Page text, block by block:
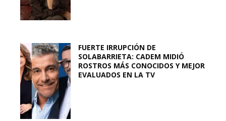
FUERTE IRRUPCIÓN DE
SOLABARRIETA: CADEM MIDIÓ
ROSTROS MÁS CONOCIDOS Y MEJOR
EVALUADOS EN LA TV